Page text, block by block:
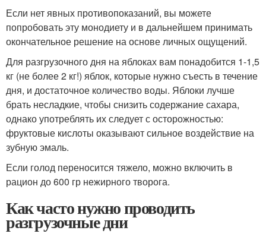
Если нет явных противопоказаний, вы можете
попробовать эту монодиету и в дальнейшем принимать
окончательное решение на основе личных ощущений.
Для разгрузочного дня на яблоках вам понадобится 1-1,5
кг (не более 2 кг!) яблок, которые нужно съесть в течение
дня, и достаточное количество воды. Яблоки лучше
брать несладкие, чтобы снизить содержание сахара,
однако употреблять их следует с осторожностью:
фруктовые кислоты оказывают сильное воздействие на
зубную эмаль.
Если голод переносится тяжело, можно включить в
рацион до 600 гр нежирного творога.
Как часто нужно проводить
разгрузочные дни